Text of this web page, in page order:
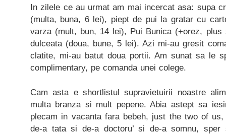
In zilele ce au urmat am mai incercat asa: supa
(multa, buna, 6 lei), piept de pui la gratar cu
varza (mult, bun, 14 lei), Pui Bunica (+orez,
dulceata (doua, bune, 5 lei). Azi mi-au gresit
clatite, mi-au batut doua portii. Am sunat sa le
complimentary, pe comanda unei colege.
Cam asta e shortlistul supravietuirii noastre
multa branza si mult pepene. Abia astept sa
plecam in vacanta fara bebeh, just the two of
de-a tata si de-a doctoru’ si de-a somnu,